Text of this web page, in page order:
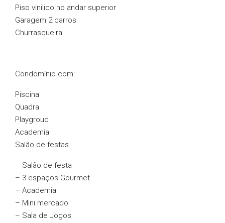
Piso vinilico no andar superior
Garagem 2 carros
Churrasqueira
Condomínio com:
Piscina
Quadra
Playgroud
Academia
Salão de festas
– Salão de festa
– 3 espaços Gourmet
– Academia
– Mini mercado
– Sala de Jogos